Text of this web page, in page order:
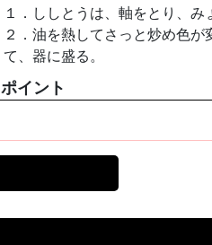
１．ししとうは、軸をとり、み
２．油を熱してさっと炒め色
て、器に盛る。
ポイント